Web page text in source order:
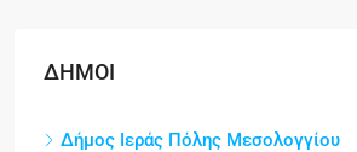
ΔΗΜΟΙ
Δήμος Ιεράς Πόλης Μεσολογγίου